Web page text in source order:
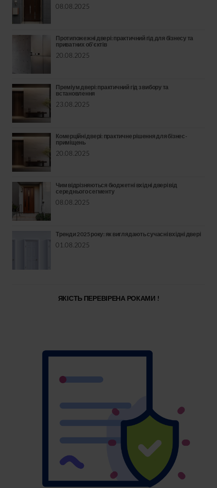
08.08.2025
Протипожежні двері: практичний гід для бізнесу та
приватних об’єктів
20.08.2025
Преміум двері: практичний гід з вибору та
встановлення
23.08.2025
Комерційні двері: практичне рішення для бізнес-
приміщень
20.08.2025
Чим відрізняються бюджетні вхідні двері від
середнього сегменту
08.08.2025
Тренди 2025 року: як виглядають сучасні вхідні двері
01.08.2025
ЯКІСТЬ ПЕРЕВІРЕНА РОКАМИ !